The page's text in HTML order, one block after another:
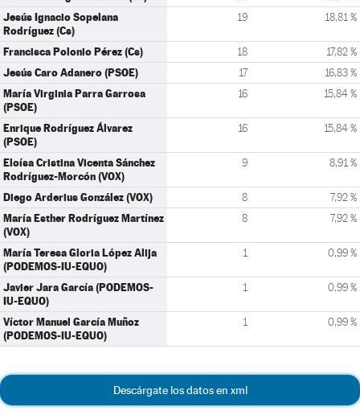
Jesús Ignacio Sopelana
Rodríguez (Cs)
19 18,81 %
Francisca Polonio Pérez (Cs) 18 17,82 %
Jesús Caro Adanero (PSOE) 17 16,83 %
María Virginia Parra Garrosa
(PSOE)
16 15,84 %
Enrique Rodríguez Álvarez
(PSOE)
16 15,84 %
Eloísa Cristina Vicenta Sánchez
Rodríguez-Morcón (VOX)
9 8,91 %
Diego Arderius González (VOX) 8 7,92 %
María Esther Rodríguez Martínez
(VOX)
8 7,92 %
María Teresa Gloria López Alija
(PODEMOS-IU-EQUO)
1 0,99 %
Javier Jara García (PODEMOS-
IU-EQUO)
1 0,99 %
Víctor Manuel García Muñoz
(PODEMOS-IU-EQUO)
1 0,99 %
Descárgate los datos en xml